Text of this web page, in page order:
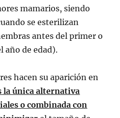
mamarios, siendo
se esterilizan
antes del primer o
año de edad).
hacen su aparición en
la única alternativa
o combinada con